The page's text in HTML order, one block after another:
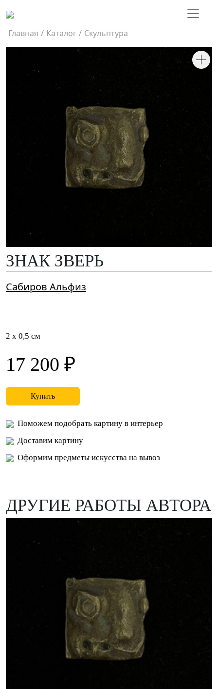
Главная / Каталог / Скульптура
ЗНАК ЗВЕРЬ
Сабиров Альфиз
2 x 0,5 см
17 200 ₽
Купить
Поможем подобрать картину в интерьер
Доставим картину
Оформим предметы искусства на вывоз
ДРУГИЕ РАБОТЫ АВТОРА